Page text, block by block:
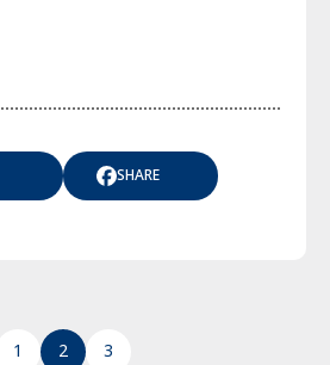
SHARE
1 2 3